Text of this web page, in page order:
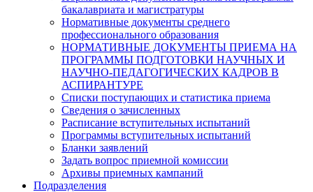
бакалавриата и магистратуры
Нормативные документы среднего
профессионального образования
НОРМАТИВНЫЕ ДОКУМЕНТЫ ПРИЕМА НА
ПРОГРАММЫ ПОДГОТОВКИ НАУЧНЫХ И
НАУЧНО-ПЕДАГОГИЧЕСКИХ КАДРОВ В
АСПИРАНТУРЕ
Списки поступающих и статистика приема
Сведения о зачисленных
Расписание вступительных испытаний
Программы вступительных испытаний
Бланки заявлений
Задать вопрос приемной комиссии
Архивы приемных кампаний
Подразделения